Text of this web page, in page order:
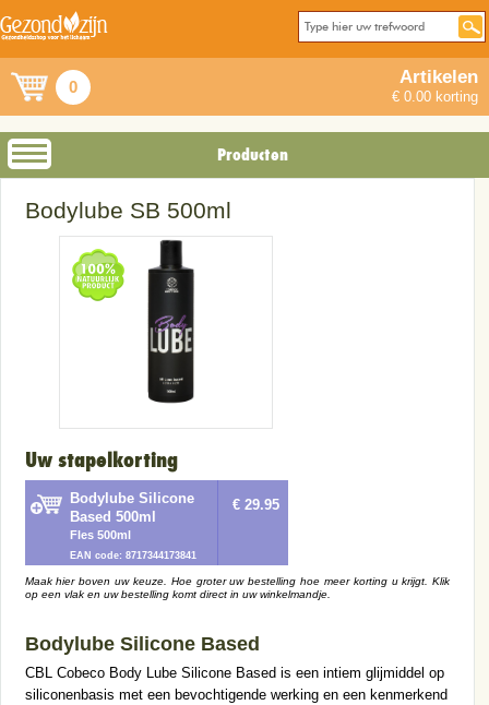
0 Artikelen
€ 0.00 korting
Producten
Bodylube SB 500ml
Uw stapelkorting
Bodylube Silicone
Based 500ml
Fles 500ml
EAN code: 8717344173841
€ 29.95
Maak hier boven uw keuze. Hoe groter uw bestelling hoe meer korting u krijgt. Klik
op een vlak en uw bestelling komt direct in uw winkelmandje.
Bodylube Silicone Based
CBL Cobeco Body Lube Silicone Based is een intiem glijmiddel op
siliconenbasis met een bevochtigende werking en een kenmerkend